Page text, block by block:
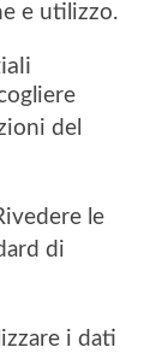
e utilizzo.
del
le
di
i dati